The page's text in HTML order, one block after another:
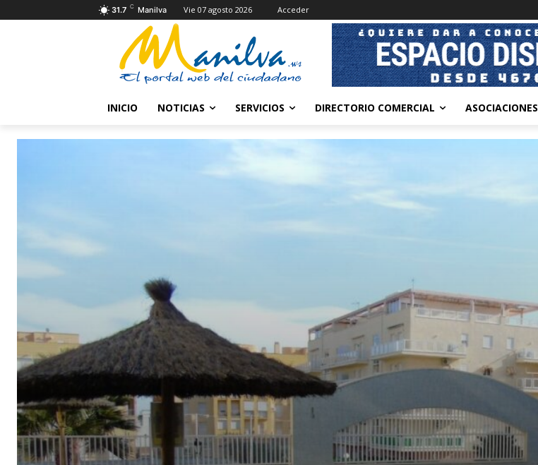
31.7 C Manilva Vie 07 agosto 2026 Acceder
INICIO NOTICIAS SERVICIOS DIRECTORIO COMERCIAL ASOCIACIONES